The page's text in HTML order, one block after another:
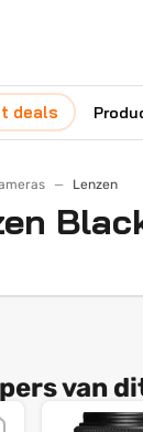
deals
Lenzen
van